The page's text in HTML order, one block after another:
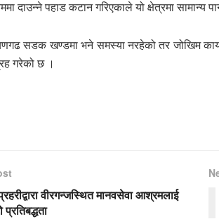
दाउन्ने पहाड कटान गरिएकाले यो क्षेत्रमा सामान्य
सडक खण्डमा भने समस्या नरहेको तर जोखिम
गरेको छ ।
वीरगन्जस्थित मानवसेवा आश्रमलाई